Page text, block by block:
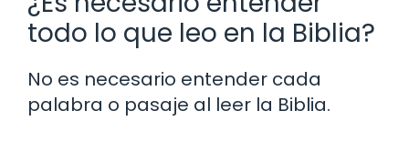
todo lo que leo en la Biblia?
No es necesario entender cada
palabra o pasaje al leer la Biblia.